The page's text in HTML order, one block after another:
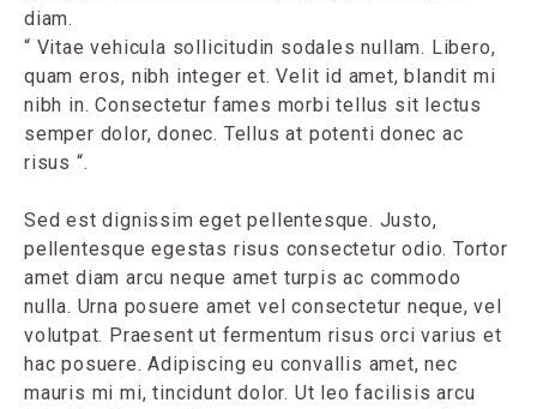
diam.
“ Vitae vehicula sollicitudin sodales nullam. Libero,
quam eros, nibh integer et. Velit id amet, blandit mi
nibh in. Consectetur fames morbi tellus sit lectus
semper dolor, donec. Tellus at potenti donec ac
risus “.
Sed est dignissim eget pellentesque. Justo,
pellentesque egestas risus consectetur odio. Tortor
amet diam arcu neque amet turpis ac commodo
nulla. Urna posuere amet vel consectetur neque, vel
volutpat. Praesent ut fermentum risus orci varius et
hac posuere. Adipiscing eu convallis amet, nec
mauris mi mi, tincidunt dolor. Ut leo facilisis arcu